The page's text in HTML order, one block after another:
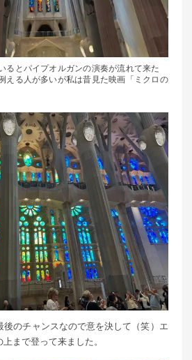
るとパイプオルガンの演奏が流れて来た
える人が多いが私は昔見た映画「ミクロの
のチャンスなので意を決して（笑）エ
まで登って来ました。